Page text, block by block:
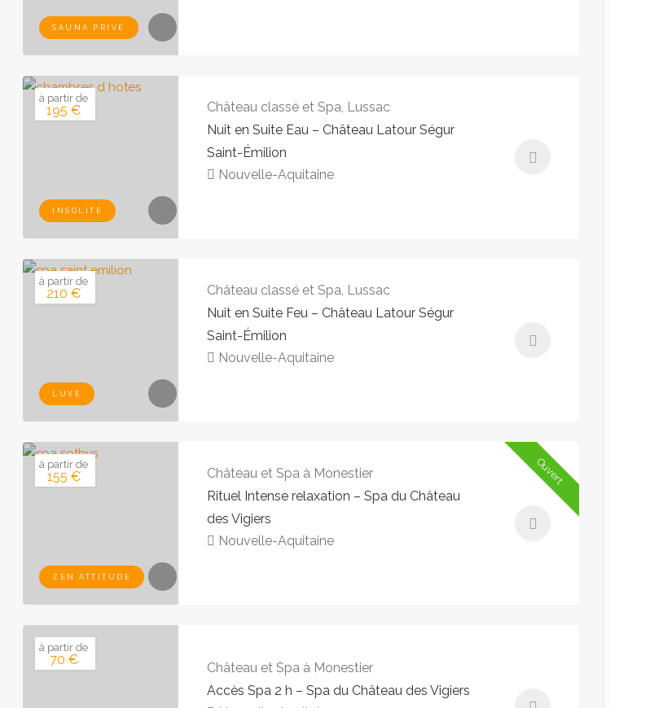
SAUNA PRIVÉ
à partir de
195 €
INSOLITE
Château classé et Spa, Lussac
Nuit en Suite Eau – Château Latour Ségur
Saint-Émilion
Nouvelle-Aquitaine
à partir de
210 €
LUXE
Château classé et Spa, Lussac
Nuit en Suite Feu – Château Latour Ségur
Saint-Émilion
Nouvelle-Aquitaine
à partir de
155 €
ZEN ATTITUDE
Ouvert
Château et Spa à Monestier
Rituel Intense relaxation – Spa du Château
des Vigiers
Nouvelle-Aquitaine
à partir de
70 €
Château et Spa à Monestier
Accès Spa 2 h – Spa du Château des Vigiers